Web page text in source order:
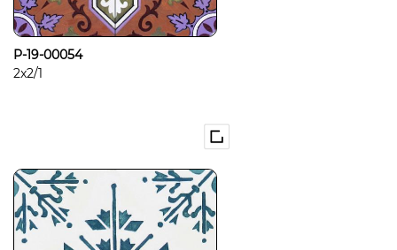
P-19-00054
2x2/1